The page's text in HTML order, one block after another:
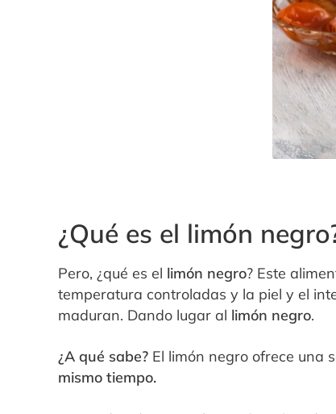
¿Qué es el limón
Pero, ¿qué es el limón negro? Este
temperatura controladas y la piel y el
maduran. Dando lugar al limón negro.
¿A qué sabe? El limón negro ofrece una
mismo tiempo.